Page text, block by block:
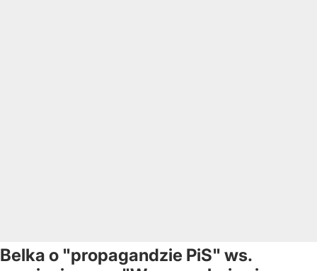
Belka o "propagandzie PiS" ws.